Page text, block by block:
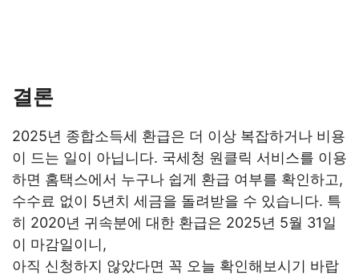
결론
2025년 종합소득세 환급은 더 이상 복잡하거나 비용
이 드는 일이 아닙니다. 국세청 원클릭 서비스를 이용
하면 홈택스에서 누구나 쉽게 환급 여부를 확인하고,
수수료 없이 5년치 세금을 돌려받을 수 있습니다. 특
히 2020년 귀속분에 대한 환급은 2025년 5월 31일
이 마감일이니,
아직 신청하지 않았다면 꼭 오늘 확인해보시기 바랍